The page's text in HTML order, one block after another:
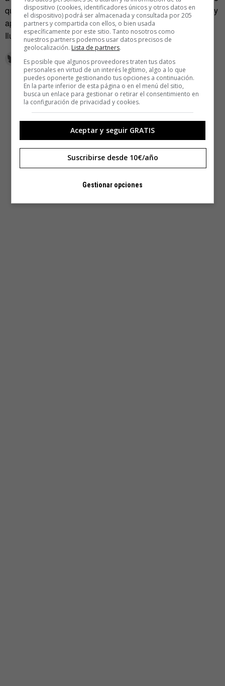
que vender diseño y consultoría para que el cliente crezca y
aprenda a trabajar por sí mismo. Ese es mi objetivo”.
Ilustración deJaime Eizaguirre.
dispositivo (cookies, identificadores únicos y otros datos en
el dispositivo) podrá ser almacenada y consultada por 205
partners y compartida con ellos, o bien usada
específicamente por este sitio. Tanto nosotros como
nuestros partners podemos usar datos precisos de
geolocalización. Lista de partners.
Es posible que algunos proveedores traten tus datos
personales en virtud de un interés legítimo, algo a lo que
puedes oponerte gestionando tus opciones a continuación.
En la parte inferior de esta página o en el menú del sitio,
busca un enlace para gestionar o retirar el consentimiento en
la configuración de privacidad y cookies.
Aceptar y seguir GRATIS
Suscribirse desde 10€/año
Gestionar opciones